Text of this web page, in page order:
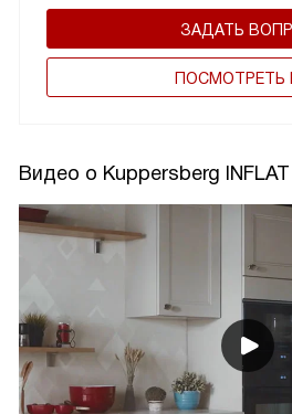
ЗАДАТЬ
ПОCМОТРЕТЬ
Видео о Kuppersberg